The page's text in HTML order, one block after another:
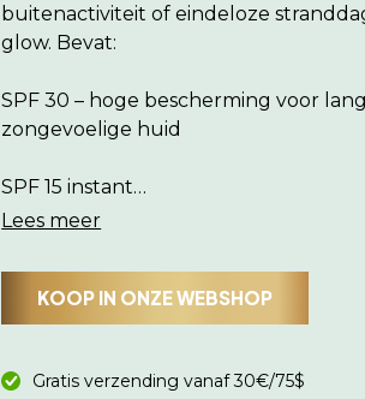
buitenactiviteit of eindeloze
glow. Bevat:
SPF 30 – hoge bescherming voor
zongevoelige huid
SPF 15 instant…
Lees meer
KOOP IN ONZE WEBSHOP
Gratis verzending vanaf 30€/75$